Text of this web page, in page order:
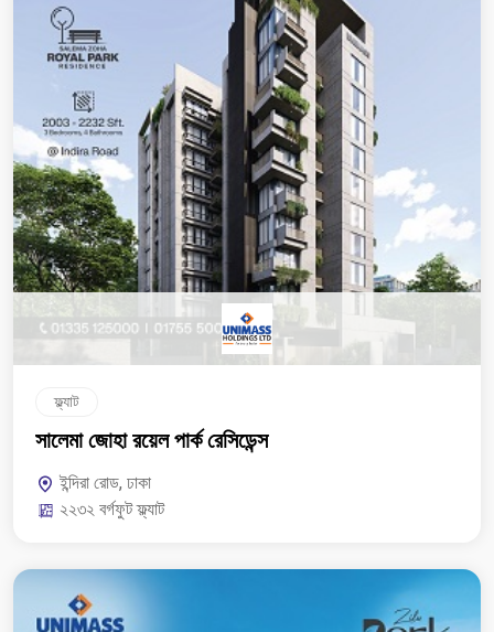
ফ্ল্যাট
সালেমা জোহা রয়েল পার্ক রেসিডেন্স
ইন্দিরা রোড, ঢাকা
২২৩২ বর্গফুট ফ্ল্যাট